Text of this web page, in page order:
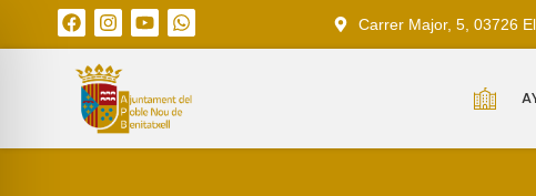
Carrer Major, 5, 03726